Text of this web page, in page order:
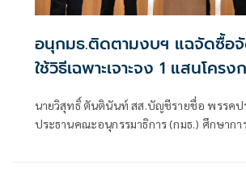
อนุกมธ.ติดตามงบฯ แฉจัดซื้อจั
ใช้วิธีเฉพาะเจาะจง 1 แสนโครง
ประเทศ เอื้อทุจริตงบกว่า 5 หมื่
นายวิสุทธิ์ ตันตินันท์ สส.บัญชีรายชื่อ พรรคป
ประธานคณะอนุกรรมาธิการ (กมธ.) ศึกษาก